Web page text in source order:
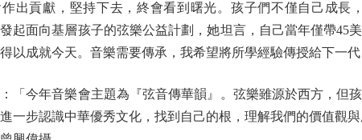
作出貢獻，堅持下去，終會看到曙光。孩子們不僅自己成長
起面向基層孩子的弦樂公益計劃，她坦言，自己當年僅帶45
以成就今天。音樂需要傳承，我希望將所學經驗傳授給下一
今年音樂會主題為『弦音傳華韻』。弦樂雖源於西方，但
一步認識中華優秀文化，找到自己的根，理解我們的價值觀